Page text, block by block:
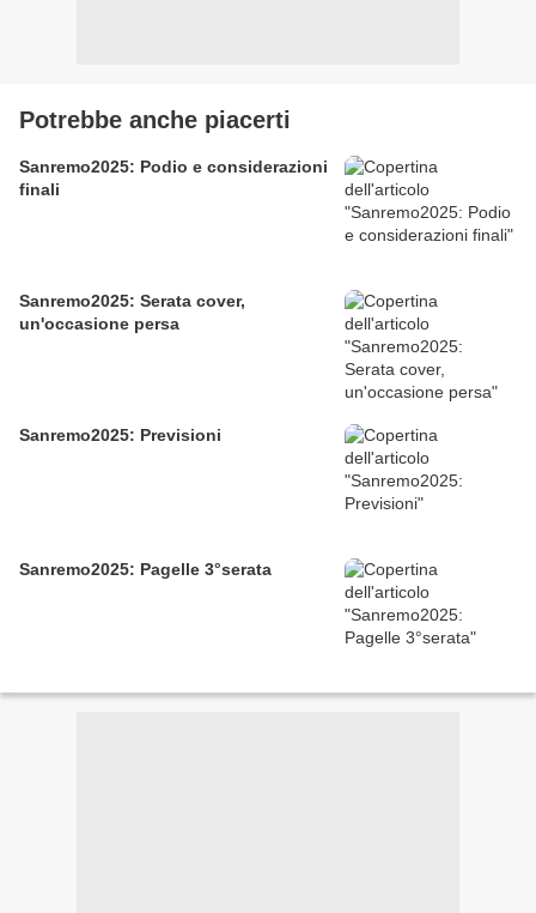
Potrebbe anche piacerti
Sanremo2025: Podio e considerazioni
finali
Sanremo2025: Serata cover,
un'occasione persa
Sanremo2025: Previsioni
Sanremo2025: Pagelle 3°serata